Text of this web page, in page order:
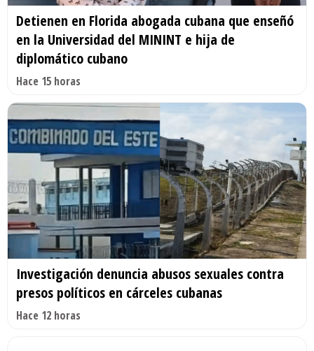
Detienen en Florida abogada cubana que enseñó
en la Universidad del MININT e hija de
diplomático cubano
Hace 15 horas
Investigación denuncia abusos sexuales contra
presos políticos en cárceles cubanas
Hace 12 horas